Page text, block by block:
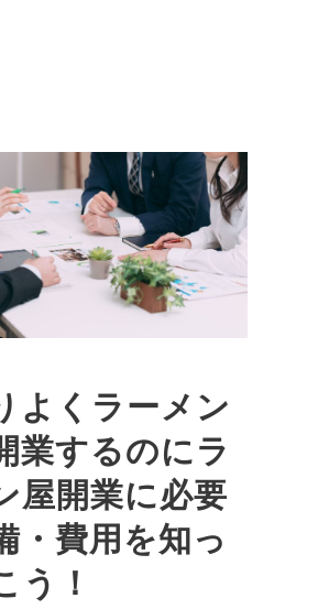
よくラーメン
業するのにラ
屋開業に必要
・費用を知っ
う！